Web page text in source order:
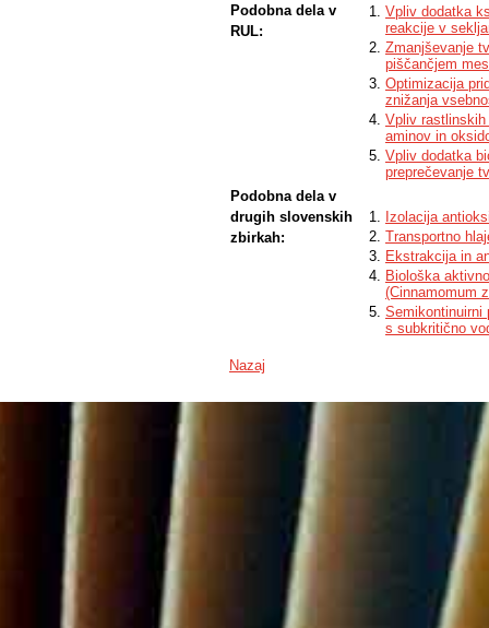
individual HAA, such as MeIQx, PhIP
acceptability point of view the most
berries extract (statistically not
Podobna dela v
RUL:
Vpliv dodatka
reakcije v
Zmanjševanje
piščančjem
Optimizacija
znižanja
Vpliv
aminov in
Vpliv dodatka
preprečevanje
Podobna dela v
drugih slovenskih
zbirkah:
Izolacija
Transportno
Ekstrakcija in
Biološka
(Cinnamomum
Semikontinuirni
s subkritično
Nazaj